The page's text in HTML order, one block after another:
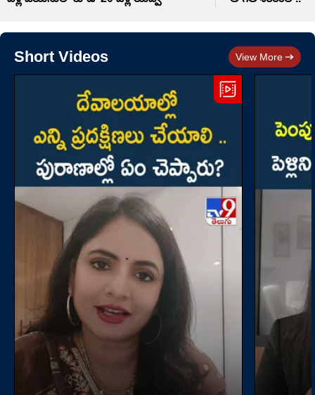
Short Videos View More